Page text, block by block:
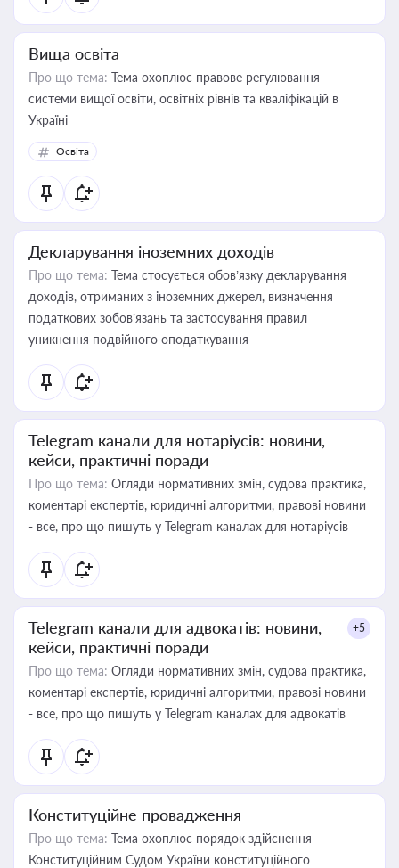
Вища освіта
Про що тема: Тема охоплює правове регулювання
системи вищої освіти, освітніх рівнів та кваліфікацій в
Україні
Освіта
Декларування іноземних доходів
Про що тема: Тема стосується обов’язку декларування
доходів, отриманих з іноземних джерел, визначення
податкових зобов’язань та застосування правил
уникнення подвійного оподаткування
Telegram канали для нотаріусів: новини,
кейси, практичні поради
Про що тема: Огляди нормативних змін, судова практика,
коментарі експертів, юридичні алгоритми, правові новини
- все, про що пишуть у Telegram каналах для нотаріусів
Telegram канали для адвокатів: новини,
кейси, практичні поради
+5
Про що тема: Огляди нормативних змін, судова практика,
коментарі експертів, юридичні алгоритми, правові новини
- все, про що пишуть у Telegram каналах для адвокатів
Конституційне провадження
Про що тема: Тема охоплює порядок здійснення
Конституційним Судом України конституційного